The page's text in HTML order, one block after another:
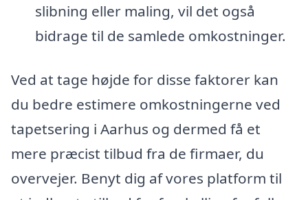
slibning eller maling, vil det også
bidrage til de samlede omkostninger.
Ved at tage højde for disse faktorer kan
du bedre estimere omkostningerne ved
tapetsering i Aarhus og dermed få et
mere præcist tilbud fra de firmaer, du
overvejer. Benyt dig af vores platform til